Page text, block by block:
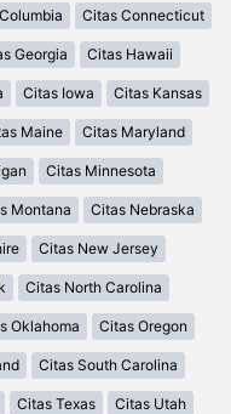
Citas Connecticut
Georgia Citas Hawaii
Citas Iowa Citas Kansas
Maine Citas Maryland
Citas Minnesota
Montana Citas Nebraska
Citas New Jersey
Citas North Carolina
Oklahoma Citas Oregon
Citas South Carolina
Citas Texas Citas Utah